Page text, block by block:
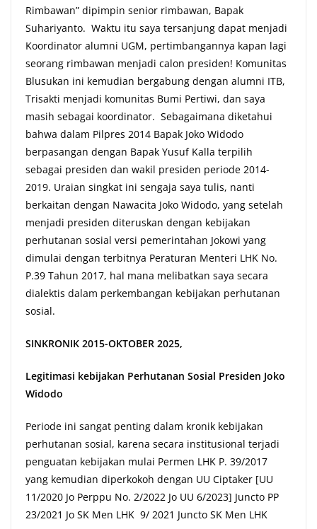
Rimbawan” dipimpin senior rimbawan, Bapak
Suhariyanto. Waktu itu saya tersanjung dapat menjadi
Koordinator alumni UGM, pertimbangannya kapan lagi
seorang rimbawan menjadi calon presiden! Komunitas
Blusukan ini kemudian bergabung dengan alumni ITB,
Trisakti menjadi komunitas Bumi Pertiwi, dan saya
masih sebagai koordinator. Sebagaimana diketahui
bahwa dalam Pilpres 2014 Bapak Joko Widodo
berpasangan dengan Bapak Yusuf Kalla terpilih
sebagai presiden dan wakil presiden periode 2014-
2019. Uraian singkat ini sengaja saya tulis, nanti
berkaitan dengan Nawacita Joko Widodo, yang setelah
menjadi presiden diteruskan dengan kebijakan
perhutanan sosial versi pemerintahan Jokowi yang
dimulai dengan terbitnya Peraturan Menteri LHK No.
P.39 Tahun 2017, hal mana melibatkan saya secara
dialektis dalam perkembangan kebijakan perhutanan
sosial.
SINKRONIK 2015-OKTOBER 2025,
Legitimasi kebijakan Perhutanan Sosial Presiden Joko
Widodo
Periode ini sangat penting dalam kronik kebijakan
perhutanan sosial, karena secara institusional terjadi
penguatan kebijakan mulai Permen LHK P. 39/2017
yang kemudian diperkokoh dengan UU Ciptaker [UU
11/2020 Jo Perppu No. 2/2022 Jo UU 6/2023] Juncto PP
23/2021 Jo SK Men LHK 9/ 2021 Juncto SK Men LHK